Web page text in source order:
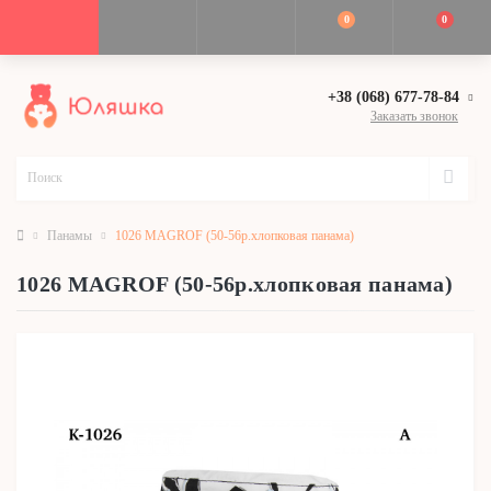
0 0
+38 (068) 677-78-84
Заказать звонок
Панамы 1026 MAGROF (50-56р.хлопковая панама)
1026 MAGROF (50-56р.хлопковая панама)